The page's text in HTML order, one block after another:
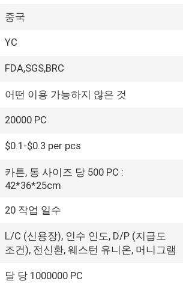
중국
YC
FDA,SGS,BRC
어떤 이용 가능하지 않은 것
20000 PC
$0.1-$0.3 per pcs
카튼, 통 사이즈 당 500 PC :
42*36*25cm
20 작업 일수
L/C (신용장), 인수 인도, D/P (지급도
조건), 전신환, 웨스턴 유니온, 머니그램
달 당 1000000 PC